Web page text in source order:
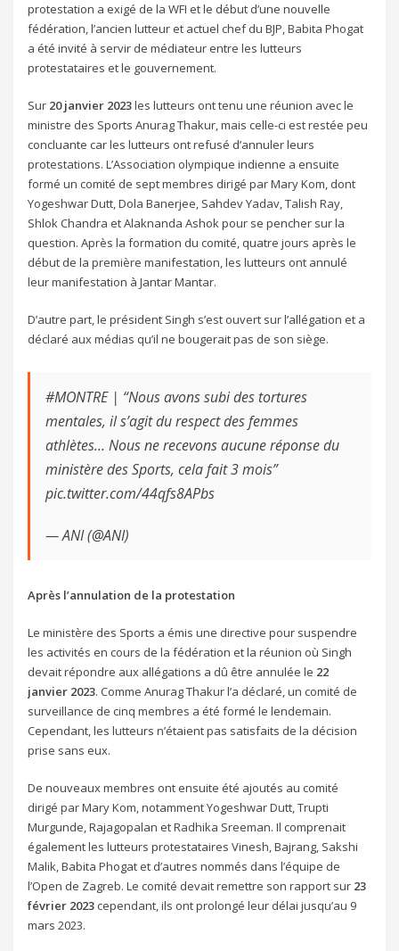
protestation a exigé de la WFI et le début d’une nouvelle
fédération, l’ancien lutteur et actuel chef du BJP, Babita Phogat
a été invité à servir de médiateur entre les lutteurs
protestataires et le gouvernement.
Sur 20 janvier 2023les lutteurs ont tenu une réunion avec le
ministre des Sports Anurag Thakur, mais celle-ci est restée peu
concluante car les lutteurs ont refusé d’annuler leurs
protestations. L’Association olympique indienne a ensuite
formé un comité de sept membres dirigé par Mary Kom, dont
Yogeshwar Dutt, Dola Banerjee, Sahdev Yadav, Talish Ray,
Shlok Chandra et Alaknanda Ashok pour se pencher sur la
question. Après la formation du comité, quatre jours après le
début de la première manifestation, les lutteurs ont annulé
leur manifestation à Jantar Mantar.
D’autre part, le président Singh s’est ouvert sur l’allégation et a
déclaré aux médias qu’il ne bougerait pas de son siège.
#MONTRE | “Nous avons subi des tortures
mentales, il s’agit du respect des femmes
athlètes… Nous ne recevons aucune réponse du
ministère des Sports, cela fait 3 mois”
pic.twitter.com/44qfs8APbs
— ANI (@ANI)
Après l’annulation de la protestation
Le ministère des Sports a émis une directive pour suspendre
les activités en cours de la fédération et la réunion où Singh
devait répondre aux allégations a dû être annulée le 22
janvier 2023. Comme Anurag Thakur l’a déclaré, un comité de
surveillance de cinq membres a été formé le lendemain.
Cependant, les lutteurs n’étaient pas satisfaits de la décision
prise sans eux.
De nouveaux membres ont ensuite été ajoutés au comité
dirigé par Mary Kom, notamment Yogeshwar Dutt, Trupti
Murgunde, Rajagopalan et Radhika Sreeman. Il comprenait
également les lutteurs protestataires Vinesh, Bajrang, Sakshi
Malik, Babita Phogat et d’autres nommés dans l’équipe de
l’Open de Zagreb. Le comité devait remettre son rapport sur 23
février 2023 cependant, ils ont prolongé leur délai jusqu’au 9
mars 2023.